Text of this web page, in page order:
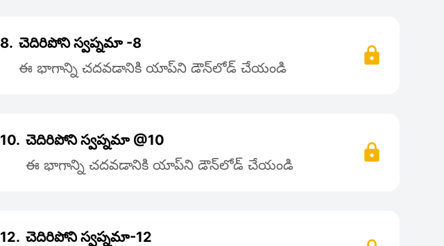
8. చెదిరిపోని స్వప్నమా -8
ఈ భాగాన్ని చదవడానికి యాప్‌ని డౌన్‌లోడ్ చేయండి
10. చెదిరిపోని స్వప్నమా @10
ఈ భాగాన్ని చదవడానికి యాప్‌ని డౌన్‌లోడ్ చేయండి
12. చెదిరిపోని స్వప్నమా-12